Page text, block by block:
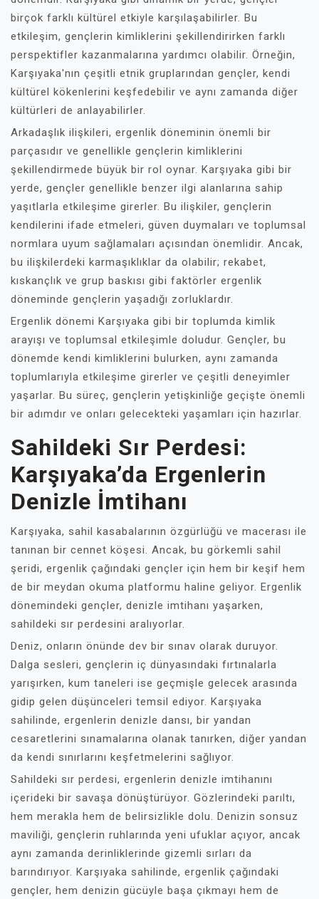
birçok farklı kültürel etkiyle karşılaşabilirler. Bu
etkileşim, gençlerin kimliklerini şekillendirirken farklı
perspektifler kazanmalarına yardımcı olabilir. Örneğin,
Karşıyaka'nın çeşitli etnik gruplarından gençler, kendi
kültürel kökenlerini keşfedebilir ve aynı zamanda diğer
kültürleri de anlayabilirler.
Arkadaşlık ilişkileri, ergenlik döneminin önemli bir
parçasıdır ve genellikle gençlerin kimliklerini
şekillendirmede büyük bir rol oynar. Karşıyaka gibi bir
yerde, gençler genellikle benzer ilgi alanlarına sahip
yaşıtlarla etkileşime girerler. Bu ilişkiler, gençlerin
kendilerini ifade etmeleri, güven duymaları ve toplumsal
normlara uyum sağlamaları açısından önemlidir. Ancak,
bu ilişkilerdeki karmaşıklıklar da olabilir; rekabet,
kıskançlık ve grup baskısı gibi faktörler ergenlik
döneminde gençlerin yaşadığı zorluklardır.
Ergenlik dönemi Karşıyaka gibi bir toplumda kimlik
arayışı ve toplumsal etkileşimle doludur. Gençler, bu
dönemde kendi kimliklerini bulurken, aynı zamanda
toplumlarıyla etkileşime girerler ve çeşitli deneyimler
yaşarlar. Bu süreç, gençlerin yetişkinliğe geçişte önemli
bir adımdır ve onları gelecekteki yaşamları için hazırlar.
Sahildeki Sır Perdesi:
Karşıyaka’da Ergenlerin
Denizle İmtihanı
Karşıyaka, sahil kasabalarının özgürlüğü ve macerası ile
tanınan bir cennet köşesi. Ancak, bu görkemli sahil
şeridi, ergenlik çağındaki gençler için hem bir keşif hem
de bir meydan okuma platformu haline geliyor. Ergenlik
dönemindeki gençler, denizle imtihanı yaşarken,
sahildeki sır perdesini aralıyorlar.
Deniz, onların önünde dev bir sınav olarak duruyor.
Dalga sesleri, gençlerin iç dünyasındaki fırtınalarla
yarışırken, kum taneleri ise geçmişle gelecek arasında
gidip gelen düşünceleri temsil ediyor. Karşıyaka
sahilinde, ergenlerin denizle dansı, bir yandan
cesaretlerini sınamalarına olanak tanırken, diğer yandan
da kendi sınırlarını keşfetmelerini sağlıyor.
Sahildeki sır perdesi, ergenlerin denizle imtihanını
içerideki bir savaşa dönüştürüyor. Gözlerindeki parıltı,
hem merakla hem de belirsizlikle dolu. Denizin sonsuz
maviliği, gençlerin ruhlarında yeni ufuklar açıyor, ancak
aynı zamanda derinliklerinde gizemli sırları da
barındırıyor. Karşıyaka sahilinde, ergenlik çağındaki
gençler, hem denizin gücüyle başa çıkmayı hem de